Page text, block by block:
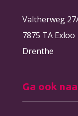
Valtherweg
7875 TA Exloo
Drenthe
Ga ook